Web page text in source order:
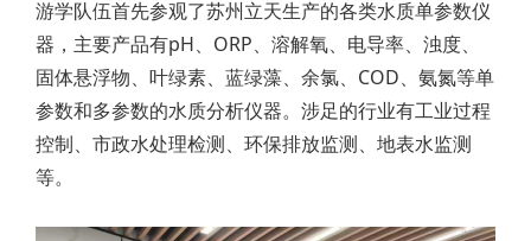
游学队伍首先参观了苏州立天生产的各类水质单参数仪
器，主要产品有pH、ORP、溶解氧、电导率、浊度、
固体悬浮物、叶绿素、蓝绿藻、余氯、COD、氨氮等单
参数和多参数的水质分析仪器。涉足的行业有工业过程
控制、市政水处理检测、环保排放监测、地表水监测
等。